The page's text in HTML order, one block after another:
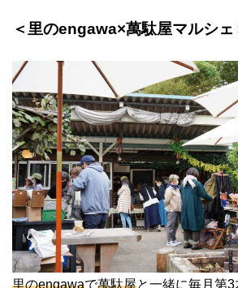
＜里のengawa×萬駄屋マルシェ
里のengawaで萬駄屋と一緒に毎月第